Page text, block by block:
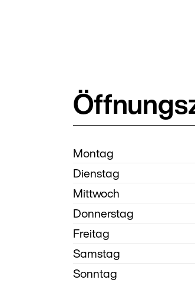
Montag
Dienstag
Mittwoch
Donnerstag
Freitag
Samstag
Sonntag